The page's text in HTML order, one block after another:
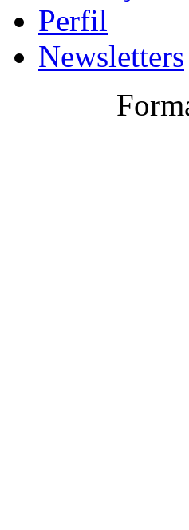
Perfil
Newsletters